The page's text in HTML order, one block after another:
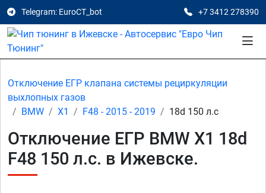
Telegram: EuroCT_bot +7 3412 278390
Отключение ЕГР клапана системы рециркуляции
выхлопных газов
BMW
X1 F48 - 2015 - 2019 18d 150 л.с
Отключение ЕГР BMW X1 18d
F48 150 л.с. в Ижевске.